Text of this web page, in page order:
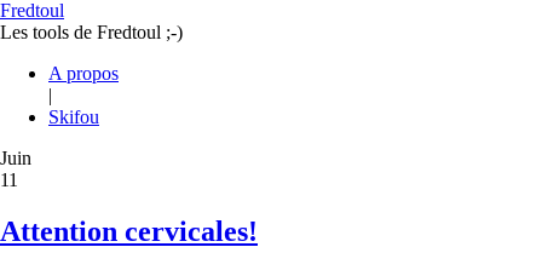
Fredtoul
Les tools de Fredtoul ;-)
A propos
|
Skifou
Juin
11
Attention cervicales!